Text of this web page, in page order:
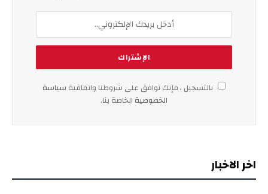
بالتسجيل ، فإنك توافق على شروطنا واتفاقية سياسة
الخصوصية الخاصة بنا.
اخر الاخبار